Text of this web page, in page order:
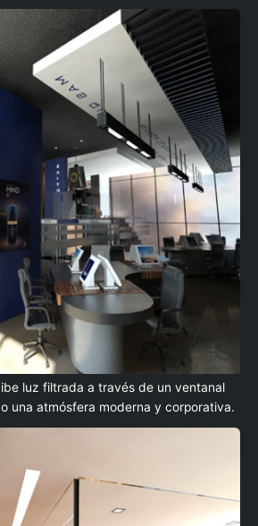
luz filtrada a través de un ventanal
una atmósfera moderna y corporativa.